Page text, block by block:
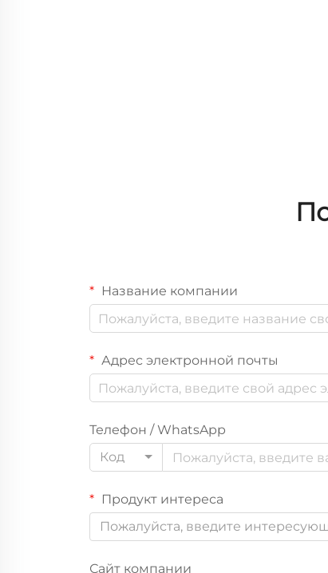
Название компании
Адрес электронной почты
Телефон / WhatsApp
Код
Продукт интереса
Пожалуйста, введите
Сайт компании